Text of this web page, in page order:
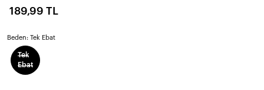
189,99 TL
Beden: Tek Ebat
Tek
Ebat